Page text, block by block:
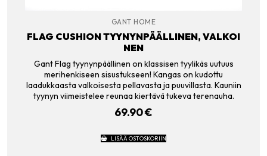
GANT HOME
FLAG CUSHION TYYNYNPÄÄLLINEN, VALKOI
NEN
Gant Flag tyynynpäällinen on klassisen tyylikäs uutuus
merihenkiseen sisustukseen! Kangas on kudottu
laadukkaasta valkoisesta pellavasta ja puuvillasta. Kauniin
tyynyn viimeistelee reunaa kiertävä tukeva terenauha.
69.90€
LISÄÄ OSTOSKORIIN